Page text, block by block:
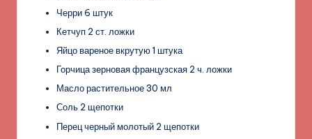
Черри 6 штук
Кетчуп 2 ст. ложки
Яйцо вареное вкрутую 1 штука
Горчица зерновая французская 2 ч. ложки
Масло растительное 30 мл
Соль 2 щепотки
Перец черный молотый 2 щепотки